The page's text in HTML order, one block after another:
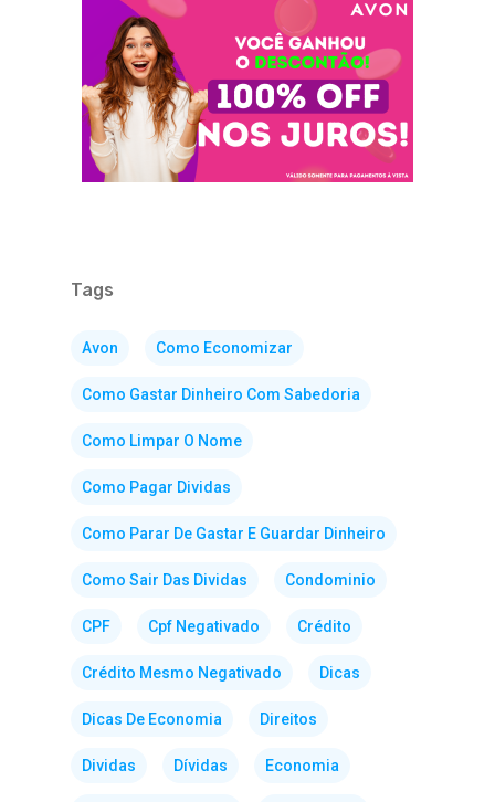
Tags
Avon Como Economizar
Como Gastar Dinheiro Com Sabedoria
Como Limpar O Nome
Como Pagar Dividas
Como Parar De Gastar E Guardar Dinheiro
Como Sair Das Dividas Condominio
CPF Cpf Negativado Crédito
Crédito Mesmo Negativado Dicas
Dicas De Economia Direitos
Dividas Dívidas Economia